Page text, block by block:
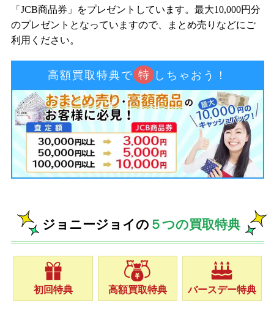
「JCB商品券」をプレゼントしています。最大10,000円分
のプレゼントとなっていますので、まとめ売りなどにご
利用ください。
高額買取特典で 特 しちゃおう！
ジョニージョイの ５つの買取特典
初回特典 高額買取特典 バースデー特典